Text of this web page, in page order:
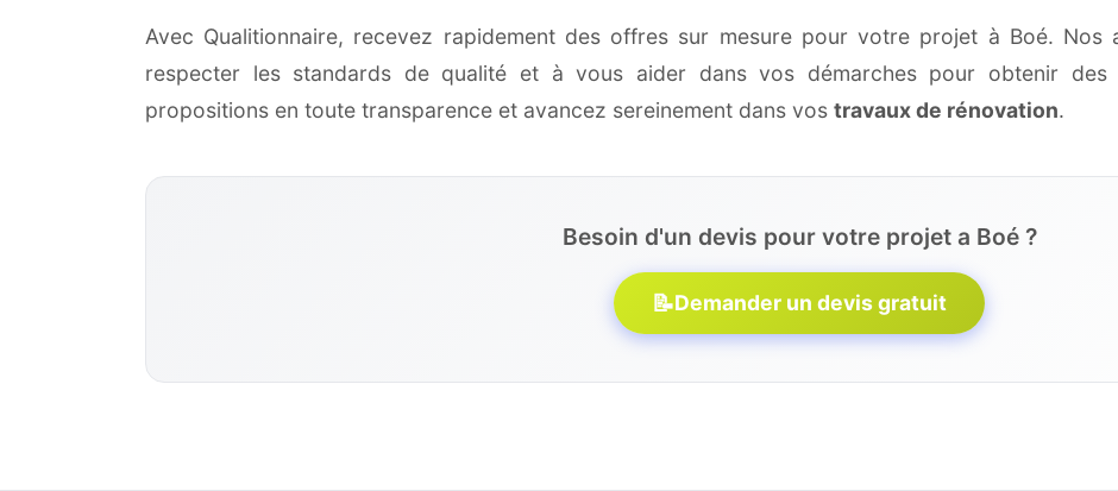
Avec Qualitionnaire, recevez rapidement des offres sur mesure pour votre projet à Boé. Nos
respecter les standards de qualité et à vous aider dans vos démarches pour obtenir des
propositions en toute transparence et avancez sereinement dans vos travaux de rénovation.
Besoin d'un devis pour votre projet a Boé ?
📝Demander un devis gratuit